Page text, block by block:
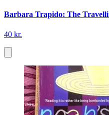
Barbara Trapido: The
40 kr.